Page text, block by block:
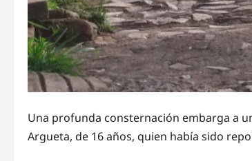
Una profunda consternación embarga a
Argueta, de 16 años, quien había sido